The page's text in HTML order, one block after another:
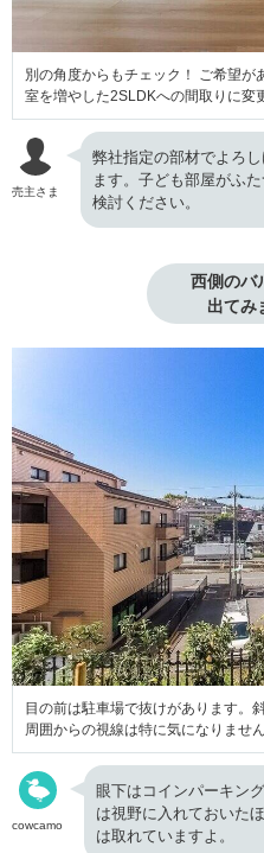
別の角度からもチェック！ ご希望が
室を増やした2SLDKへの間取りに変
売主さま
弊社指定の部材でよろ
ます。子ども部屋がふ
検討ください。
西側のバ
出てみ
目の前は駐車場で抜けがあります。
周囲からの視線は特に気になりません
cowcamo
眼下はコインパーキン
は視野に入れておいた
は取れていますよ。